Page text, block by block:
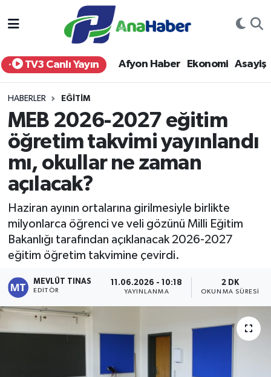
TV3 Canlı Yayın Afyon Haber Ekonomi Asayiş
HABERLER EĞITIM
MEB 2026-2027 eğitim
öğretim takvimi yayınlandı
mı, okullar ne zaman
açılacak?
Haziran ayının ortalarına girilmesiyle birlikte
milyonlarca öğrenci ve veli gözünü Milli Eğitim
Bakanlığı tarafından açıklanacak 2026-2027
eğitim öğretim takvimine çevirdi.
MEVLÜT TINAS
EDITÖR
11.06.2026 - 10:18
YAYINLANMA
2 DK
OKUNMA SÜRESI
Yurt Haber
Afyon Haber
Siyaset
Spor
Sağlık
Teknoloji
Kültür - Sanat
Yaşam
Afyonkarahisar Nöbetçi Eczaneler
Afyonkarahisar Hava Durumu
Afyonkarahisar Trafik Yoğunluk Haritası
Süper Lig Puan Durumu ve Fikstür
Son Dakika Haberleri
Haber Arşivi